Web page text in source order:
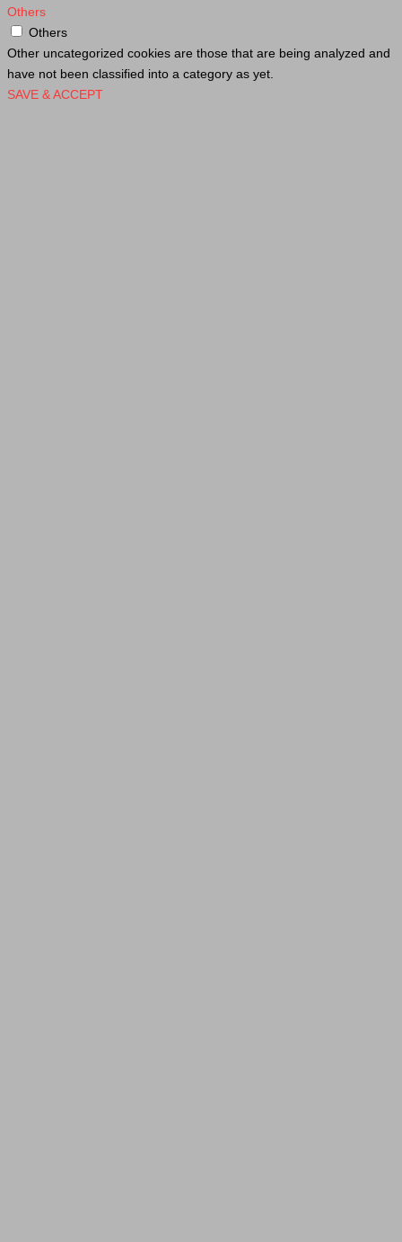
Others
Others
Other uncategorized cookies are those that are being analyzed and
have not been classified into a category as yet.
SAVE & ACCEPT